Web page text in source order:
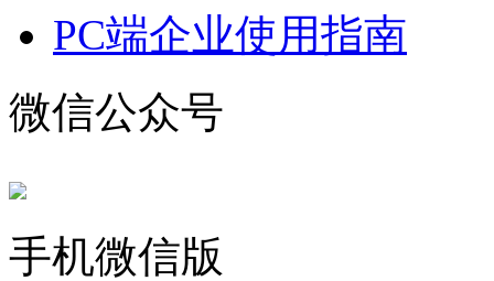
PC端企业使用指南
微信公众号
手机微信版